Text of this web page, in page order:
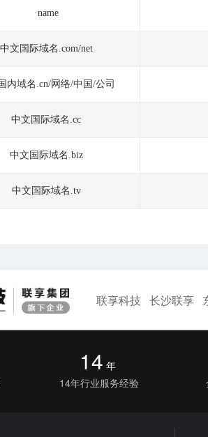
·name
中文国际域名.com/net
内域名.cn/网络/中国/公司
中文国际域名.cc
中文国际域名.biz
中文国际域名.tv
联享科技 长沙联享
14 年
14年行业服务经验